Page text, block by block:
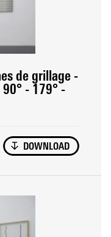
de grillage -
- 179° -
DOWNLOAD